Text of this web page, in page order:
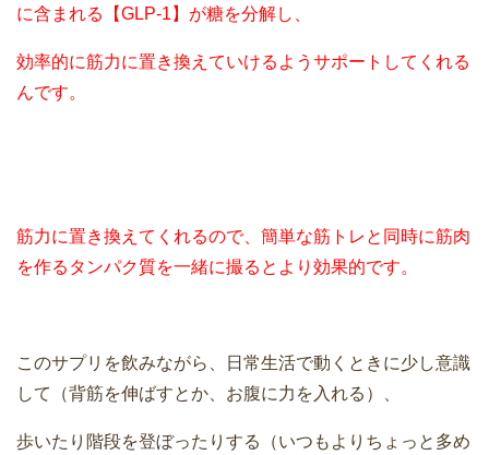
に含まれる【GLP-1】が糖を分解し、
効率的に筋力に置き換えていけるようサポートしてくれる
んです。
筋力に置き換えてくれるので、簡単な筋トレと同時に筋肉
を作るタンパク質を一緒に撮るとより効果的です。
このサプリを飲みながら、日常生活で動くときに少し意識
して（背筋を伸ばすとか、お腹に力を入れる）、
歩いたり階段を登ぼったりする（いつもよりちょっと多め